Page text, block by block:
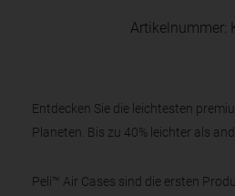
Artikelnummer:
Entdecken Sie die leichtesten
Planeten. Bis zu 40% leichter als
Peli™ Air Cases sind die ersten